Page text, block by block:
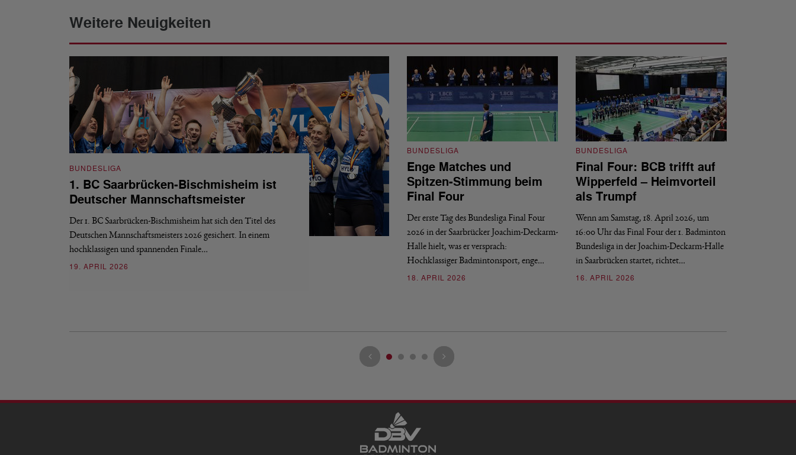
Weitere Neuigkeiten
BUNDESLIGA
1. BC Saarbrücken-Bischmisheim ist
Deutscher Mannschaftsmeister
Der 1. BC Saarbrücken-Bischmisheim hat sich den Titel des
Deutschen Mannschaftsmeisters 2026 gesichert. In einem
hochklassigen und spannenden Finale…
19. APRIL 2026
BUNDESLIGA
Enge Matches und
Spitzen-Stimmung beim
Final Four
Der erste Tag des Bundesliga Final Four
2026 in der Saarbrücker Joachim-Deckarm-
Halle hielt, was er versprach:
Hochklassiger Badmintonsport, enge…
18. APRIL 2026
BUNDESLIGA
Final Four: BCB trifft auf
Wipperfeld – Heimvorteil
als Trumpf
Wenn am Samstag, 18. April 2026, um
16:00 Uhr das Final Four der 1. Badminton
Bundesliga in der Joachim-Deckarm-Halle
in Saarbrücken startet, richtet…
16. APRIL 2026